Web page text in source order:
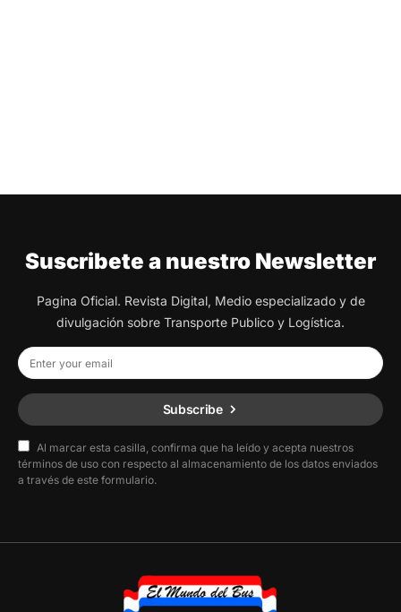
Suscribete a nuestro Newsletter
Pagina Oficial. Revista Digital, Medio especializado y de
divulgación sobre Transporte Publico y Logística.
Subscribe
Al marcar esta casilla, confirma que ha leído y acepta nuestros
términos de uso con respecto al almacenamiento de los datos enviados
a través de este formulario.